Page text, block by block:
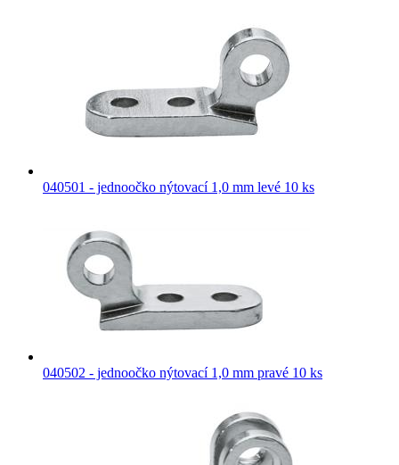
040501 - jednoočko nýtovací 1,0 mm levé 10 ks
040502 - jednoočko nýtovací 1,0 mm pravé 10 ks